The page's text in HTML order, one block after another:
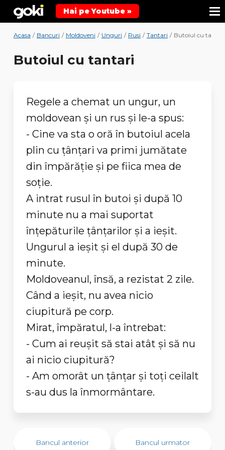
Hai pe Youtube »
Acasa / Bancuri / Moldoveni / Unguri / Rusi / Tantari / Butoiul cu tantari
Butoiul cu tantari
Regele a chemat un ungur, un
moldovean și un rus și le-a spus:
- Cine va sta o oră în butoiul acela
plin cu țânțari va primi jumătate
din împărăție și pe fiica mea de
soție.
A intrat rusul în butoi și după 10
minute nu a mai suportat
înțepăturile țânțarilor și a ieșit.
Ungurul a ieșit și el după 30 de
minute.
Moldoveanul, însă, a rezistat 2 zile.
Când a ieșit, nu avea nicio
ciupitură pe corp.
Mirat, împăratul, l-a întrebat:
- Cum ai reușit să stai atât și să nu
ai nicio ciupitură?
- Am omorât un țânțar și toți ceilalt
s-au dus la înmormântare.
Bancul anterior Bancul urmator